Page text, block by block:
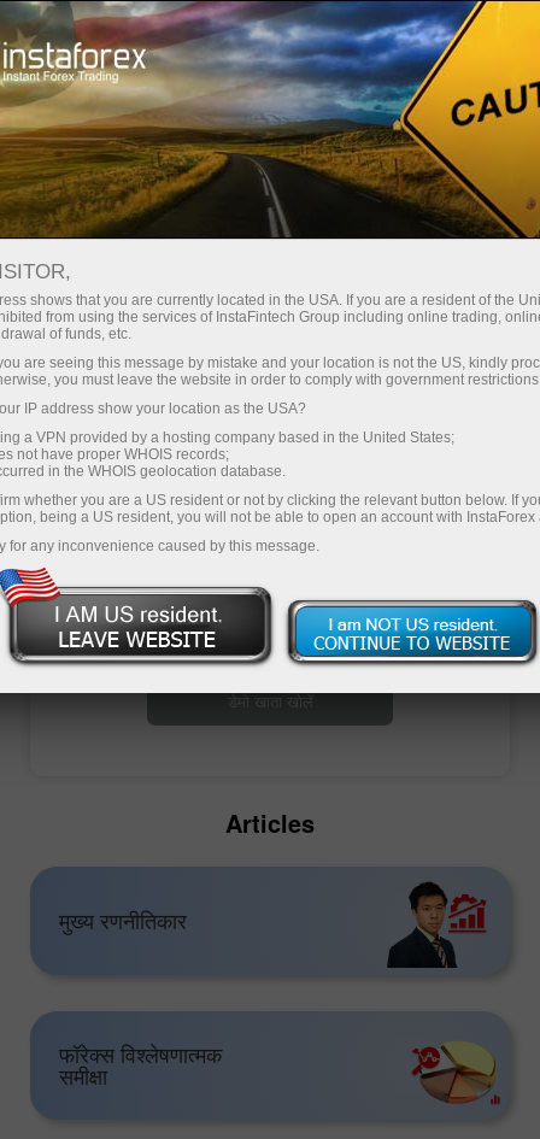
ट्रेडर्स के लिए
फॉरेक्स विश्लेषण
हम आपके ध्यान में दैनिक अद्यतन विदेशी मुद्रा विश्लेषण
अनुभाग प्रस्तुत करते हैं, जहां आपको विदेशी मुद्रा बाजारों में
अग्रणी विशेषज्ञों की समीक्षा, वित्तीय जानकारी की नवीनतम
निगरानी मिलेगी।
ट्रेडिंग खाता खोलें
डेमो खाता खोलें
Articles
मुख्य रणनीतिकार
फॉरेक्स विश्लेषणात्मक
समीक्षा
shows that you are currently located in the USA. If you are a resident of the
from using the services of InstaFintech Group including online trading,
of funds, etc.
are seeing this message by mistake and your location is not the US, kindly
you must leave the website in order to comply with government
IP address show your location as the USA?
a VPN provided by a hosting company based in the United States;
not have proper WHOIS records;
in the WHOIS geolocation database.
whether you are a US resident or not by clicking the relevant button below. If
being a US resident, you will not be able to open an account with InstaForex
for any inconvenience caused by this message.